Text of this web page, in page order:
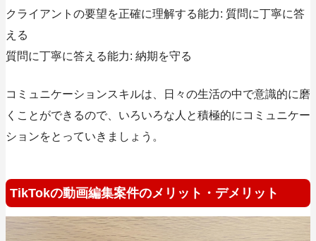
クライアントの要望を正確に理解する能力: 質問に丁寧に答
える
質問に丁寧に答える能力: 納期を守る
コミュニケーションスキルは、日々の生活の中で意識的に磨
くことができるので、いろいろな人と積極的にコミュニケー
ションをとっていきましょう。
TikTokの動画編集案件のメリット・デメリット